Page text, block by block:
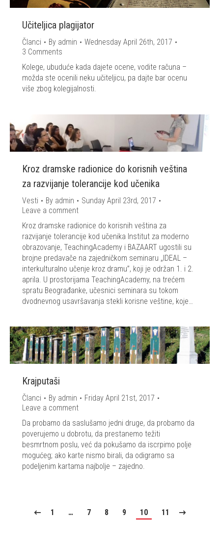
Učiteljica plagijator
Članci By admin
Wednesday April 26th, 2017
3 Comments
Kolege, ubuduće kada dajete ocene, vodite računa –
možda ste ocenili neku učiteljicu, pa dajte bar ocenu
više zbog kolegijalnosti.
Kroz dramske radionice do korisnih veština
za razvijanje tolerancije kod učenika
Vesti By admin
Sunday April 23rd, 2017
Leave a comment
Kroz dramske radionice do korisnih veština za
razvijanje tolerancije kod učenika Institut za moderno
obrazovanje, TeachingAcademy i BAZAART ugostili su
brojne predavače na zajedničkom seminaru „IDEAL –
interkulturalno učenje kroz dramu”, koji je održan 1. i 2.
aprila. U prostorijama TeachingAcademy, na trećem
spratu Beograđanke, učesnici seminara su tokom
dvodnevnog usavršavanja stekli korisne veštine, koje…
Krajputaši
Članci By admin
Friday April 21st, 2017
Leave a comment
Da probamo da saslušamo jedni druge, da probamo da
poverujemo u dobrotu, da prestanemo težiti
besmrtnom poslu, već da pokušamo da iscrpimo polje
mogućeg; ako karte nismo birali, da odigramo sa
podeljenim kartama najbolje – zajedno.
1 … 7 8 9 10 11